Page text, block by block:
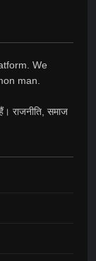
We
man.
राजनीति, समाज